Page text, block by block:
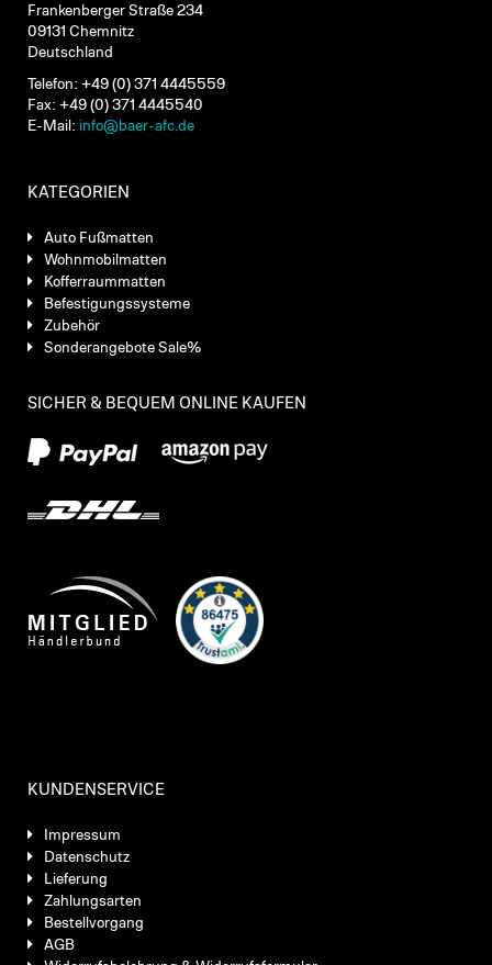
Frankenberger Straße 234
09131 Chemnitz
Deutschland
Telefon: +49 (0) 371 4445559
Fax: +49 (0) 371 4445540
E-Mail: info@baer-afc.de
KATEGORIEN
Auto Fußmatten
Wohnmobilmatten
Kofferraummatten
Befestigungssysteme
Zubehör
Sonderangebote Sale%
SICHER & BEQUEM ONLINE KAUFEN
KUNDENSERVICE
Impressum
Datenschutz
Lieferung
Zahlungsarten
Bestellvorgang
AGB